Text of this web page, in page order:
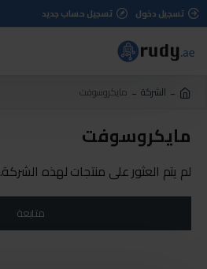
تسجيل دخول تسجيل حساب جديد
الشركة مايكروسوفت
مايكروسوفت
لم يتم العثور على منتجات لهذه الشركة.
متابعة